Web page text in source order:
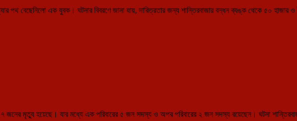
পথ বেছেনিলো এক যুবক। ঘটনার বিবরণে জানা যায়, দারিত্রতার জন্য শান্তিরবাজার বন্ধন ব্যঙ্ক থেকে ৫০
জনের মৃত্যু হয়েছে। যার মধ্যে এক পরিবারের ৫ জন সদস্য ও অপর পরিবারের ২ জন সদস্য রয়েছেন। ঘটনা